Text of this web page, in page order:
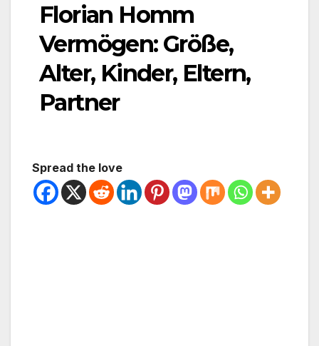
Florian Homm
Vermögen: Größe,
Alter, Kinder, Eltern,
Partner
Spread the love